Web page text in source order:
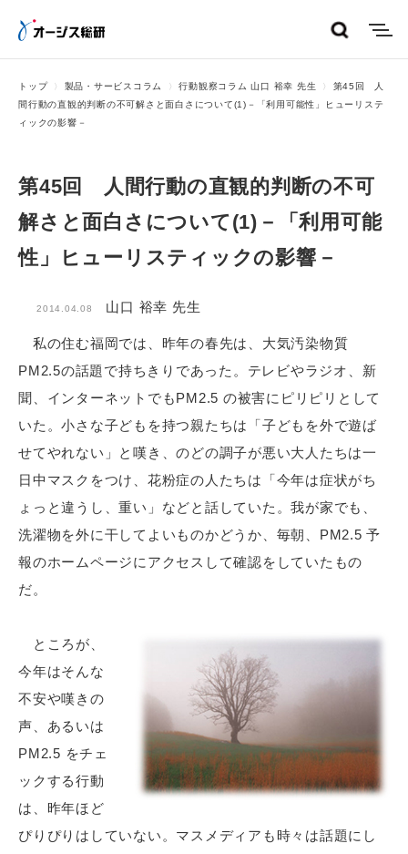
トップ 製品・サービスコラム 行動観察コラム 山口 裕幸 先生
第45回 人
間行動の直観的判断の不可解さと面白さについて(1)－「利用可能性」ヒューリステ
ィックの影響－
第45回 人間行動の直観的判断の不可
解さと面白さについて(1)－「利用可能
性」ヒューリスティックの影響－
2014.04.08 山口 裕幸 先生
私の住む福岡では、昨年の春先は、大気汚染物質
PM2.5の話題で持ちきりであった。テレビやラジオ、新
聞、インターネットでもPM2.5 の被害にピリピリとして
いた。小さな子どもを持つ親たちは「子どもを外で遊ば
せてやれない」と嘆き、のどの調子が悪い大人たちは一
日中マスクをつけ、花粉症の人たちは「今年は症状がち
ょっと違うし、重い」などと話していた。我が家でも、
洗濯物を外に干してよいものかどうか、毎朝、PM2.5 予
報のホームページにアクセスして確認をしていたもの
だ。
ところが、
今年はそんな
不安や嘆きの
声、あるいは
PM2.5 をチェ
ックする行動
は、昨年ほど
ぴりぴりはしていない。マスメディアも時々は話題にし